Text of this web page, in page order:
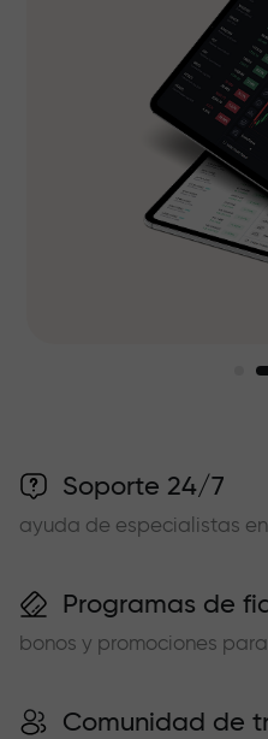
Soporte 24/7
ayuda de especialistas
Programas de
bonos y promociones
Comunidad de